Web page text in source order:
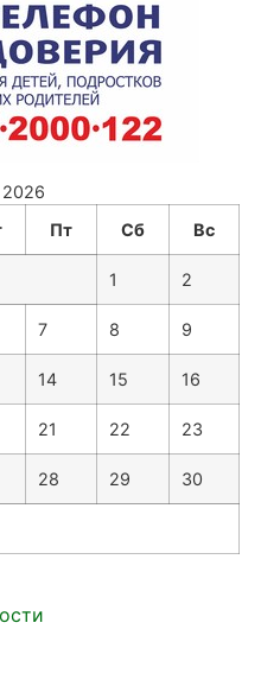
2026
Пт Сб Вс
1 2
7 8 9
14 15 16
21 22 23
28 29 30